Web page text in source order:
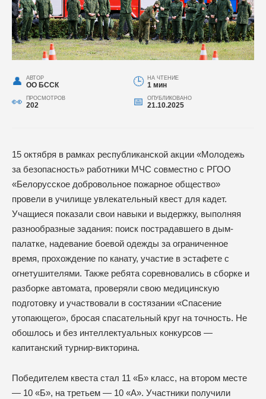
АВТОР
ОО БССК
НА ЧТЕНИЕ
1 мин
ПРОСМОТРОВ
202
ОПУБЛИКОВАНО
21.10.2025
15 октября в рамках республиканской акции «Молодежь
за безопасность» работники МЧС совместно с РГОО
«Белорусское добровольное пожарное общество»
провели в училище увлекательный квест для кадет.
Учащиеся показали свои навыки и выдержку, выполняя
разнообразные задания: поиск пострадавшего в дым-
палатке, надевание боевой одежды за ограниченное
время, прохождение по канату, участие в эстафете с
огнетушителями. Также ребята соревновались в сборке и
разборке автомата, проверяли свою медицинскую
подготовку и участвовали в состязании «Спасение
утопающего», бросая спасательный круг на точность. Не
обошлось и без интеллектуальных конкурсов —
капитанский турнир-викторина.
Победителем квеста стал 11 «Б» класс, на втором месте
— 10 «Б», на третьем — 10 «А». Участники получили